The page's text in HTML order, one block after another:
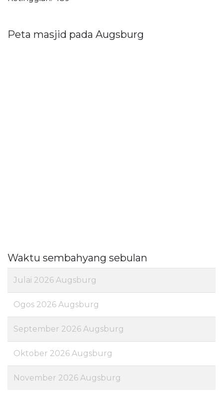
Peta masjid pada Augsburg
Waktu sembahyang sebulan
Julai 2026 Augsburg
Ogos 2026 Augsburg
September 2026 Augsburg
Oktober 2026 Augsburg
November 2026 Augsburg